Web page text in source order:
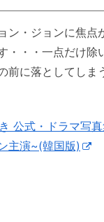
ン・ジョンに焦点
・・・一点だけ除
前に落としてしま
公式・ドラマ写
主演~(韓国版)